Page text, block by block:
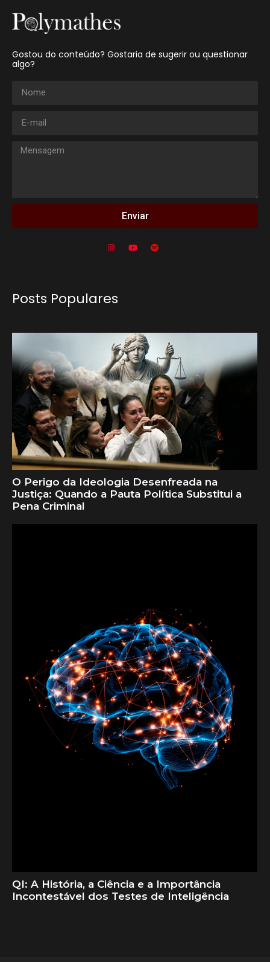
Gostou do conteúdo? Gostaria de sugerir ou questionar
algo?
Enviar
Posts Populares
O Perigo da Ideologia Desenfreada na
Justiça: Quando a Pauta Política Substitui a
Pena Criminal
QI: A História, a Ciência e a Importância
Incontestável dos Testes de Inteligência